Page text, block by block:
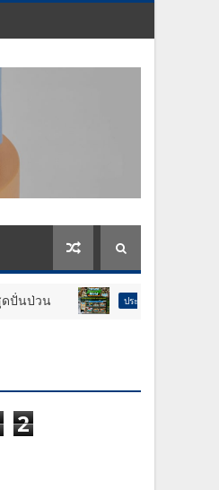
ประชาสัมพันธ์ กลับมาอีกครั้ง!! ทัพไดโนเ
2